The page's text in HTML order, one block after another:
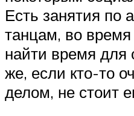
Есть занятия по
танцам, во
найти время для
же, если кто-то
делом, не стоит